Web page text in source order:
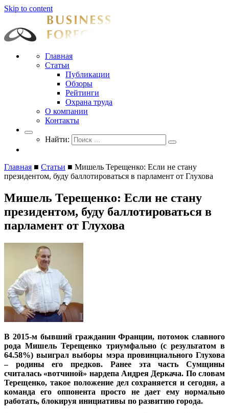
Skip to content
Businessforecast
Аналитика и прогнозирование для профессионалов
Главная
Статьи
Публикации
Обзоры
Рейтинги
Охрана труда
О компании
Контакты
Найти:
Главная ■ Статьи ■ Мишель Терещенко: Если не стану
президентом, буду баллотироваться в парламент от Глухова
Мишель Терещенко: Если не стану
президентом, буду баллотироваться в
парламент от Глухова
В 2015-м бывший гражданин Франции, потомок славного
рода Мишель Терещенко триумфально (с результатом в
64.58%) выиграл выборы мэра провинциального Глухова
– родины его предков. Ранее эта часть Сумщины
считалась «вотчиной» нардепа Андрея Деркача. По словам
Терещенко, такое положение дел сохраняется и сегодня, а
команда его оппонента просто не дает ему нормально
работать, блокируя инициативы по развитию города.